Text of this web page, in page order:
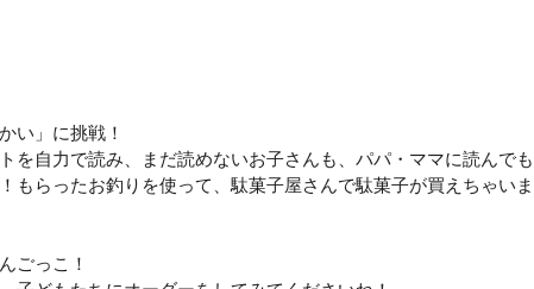
い」に挑戦！
を自力で読み、まだ読めないお子さんも、パパ・ママに読んで
もらったお釣りを使って、駄菓子屋さんで駄菓子が買えちゃい
ごっこ！